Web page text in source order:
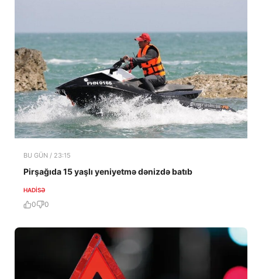
BU GÜN / 23:15
Pirşağıda 15 yaşlı yeniyetmə dənizdə batıb
HADISƏ
0 0